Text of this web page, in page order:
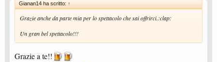
Gianan14 ha scritto: ↑
Grazie anche da parte mia per lo spettacolo che sai offrirci.:clap:
Un gran bel spettacolo!!!
Grazie a te!!